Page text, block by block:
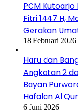
PCM
Fitri 1447 H,
Gerakan
18 Februari 2026
Haru dan
Angkatan 2
Bayan
Hafalan Al
6 Juni 2026